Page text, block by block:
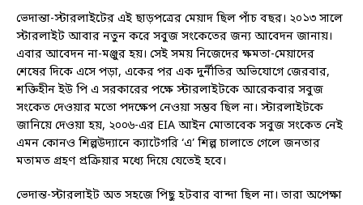
ভেদান্তা-স্টারলাইটের এই ছাড়পত্রের মেয়াদ ছিল পাঁচ বছর। ২০১৩ সালে
স্টারলাইট আবার নতুন করে সবুজ সংকেতের জন্য আবেদন জানায়।
এবার আবেদন না-মঞ্জুর হয়। সেই সময় নিজেদের ক্ষমতা-মেয়াদের
শেষের দিকে এসে পড়া, একের পর এক দুর্নীতির অভিযোগে জেরবার,
শক্তিহীন ইউ পি এ সরকারের পক্ষে স্টারলাইটকে আরেকবার সবুজ
সংকেত দেওয়ার মতো পদক্ষেপ নেওয়া সম্ভব ছিল না। স্টারলাইটকে
জানিয়ে দেওয়া হয়, ২০০৬-এর EIA আইন মোতাবেক সবুজ সংকেত নেই
এমন কোনও শিল্পউদ্যানে ক্যাটেগরি ‘এ’ শিল্প চালাতে গেলে জনতার
মতামত গ্রহণ প্রক্রিয়ার মধ্যে দিয়ে যেতেই হবে।
ভেদান্ত-স্টারলাইট অত সহজে পিছু হটবার বান্দা ছিল না। তারা অপেক্ষা